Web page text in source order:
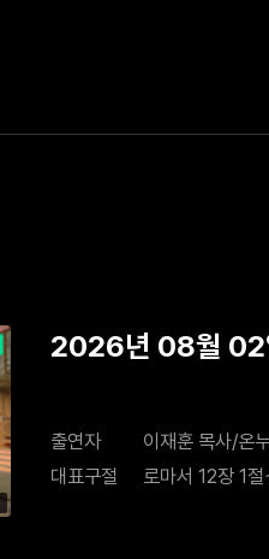
2026년 08월 02
출연자
이재훈 목사/온
대표구절
로마서 12장 1